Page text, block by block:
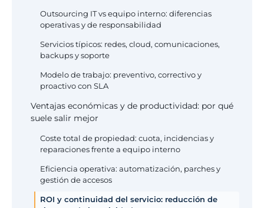
Pharma e
validados
Outsourcing IT vs equipo interno: diferencias
operativas y de responsabilidad
Servicios típicos: redes, cloud, comunicaciones,
backups y soporte
Modelo de trabajo: preventivo, correctivo y
proactivo con SLA
Ventajas económicas y de productividad: por qué
suele salir mejor
Coste total de propiedad: cuota, incidencias y
reparaciones frente a equipo interno
Eficiencia operativa: automatización, parches y
gestión de accesos
ROI y continuidad del servicio: reducción de